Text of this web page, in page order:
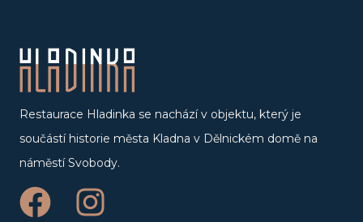
Restaurace Hladinka se nachází v objektu, který je
součástí historie města Kladna v Dělnickém domě na
náměstí Svobody.
F
I